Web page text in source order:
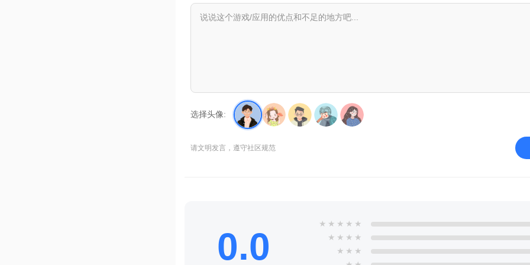
选择头像:
请文明发言，遵守社区规范
0.0
★ ★ ★ ★ ★
★ ★ ★ ★
★ ★ ★